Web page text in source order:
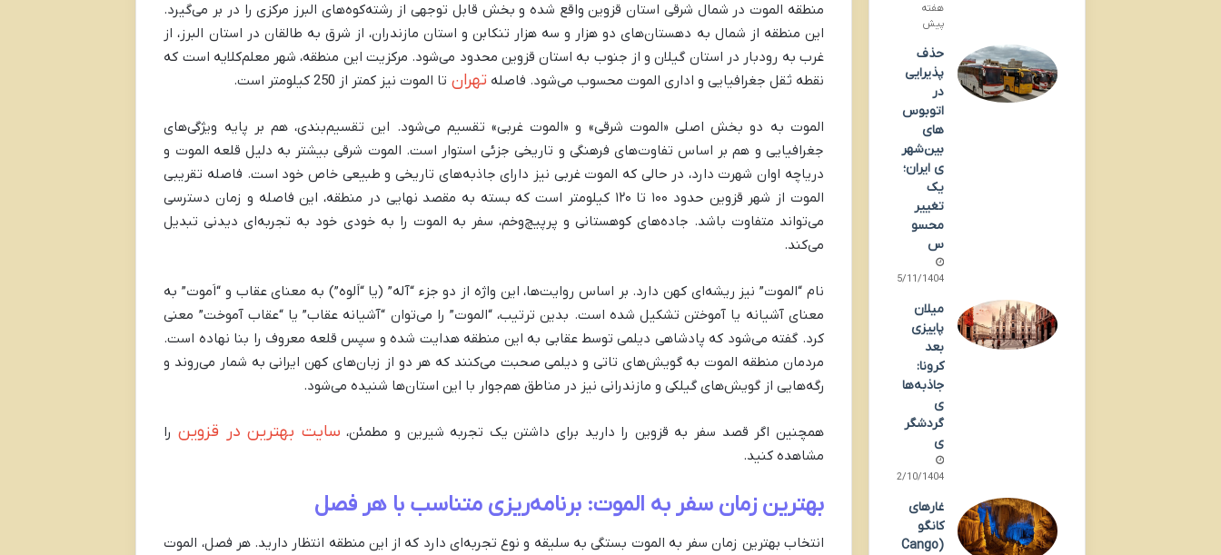
منطقه الموت در شمال شرقی استان قزوین واقع شده و بخش قابل توجهی از رشته‌کوه‌های البرز مرکزی را در بر می‌گیرد.
این منطقه از شمال به دهستان‌های دو هزار و سه هزار تنکابن و استان مازندران، از شرق به طالقان در استان البرز، از
غرب به رودبار در استان گیلان و از جنوب به استان قزوین محدود می‌شود. مرکزیت این منطقه، شهر معلم‌کلایه است که
نقطه ثقل جغرافیایی و اداری الموت محسوب می‌شود. فاصله تهران تا الموت نیز کمتر از 250 کیلومتر است.
الموت به دو بخش اصلی «الموت شرقی» و «الموت غربی» تقسیم می‌شود. این تقسیم‌بندی، هم بر پایه ویژگی‌های
جغرافیایی و هم بر اساس تفاوت‌های فرهنگی و تاریخی جزئی استوار است. الموت شرقی بیشتر به دلیل قلعه الموت و
دریاچه اوان شهرت دارد، در حالی که الموت غربی نیز دارای جاذبه‌های تاریخی و طبیعی خاص خود است. فاصله تقریبی
الموت از شهر قزوین حدود ۱۰۰ تا ۱۲۰ کیلومتر است که بسته به مقصد نهایی در منطقه، این فاصله و زمان دسترسی
می‌تواند متفاوت باشد. جاده‌های کوهستانی و پرپیچ‌وخم، سفر به الموت را به خودی خود به تجربه‌ای دیدنی تبدیل
می‌کند.
نام “الموت” نیز ریشه‌ای کهن دارد. بر اساس روایت‌ها، این واژه از دو جزء “آله” (یا “اَلوه”) به معنای عقاب و “اَموت” به
معنای آشیانه یا آموختن تشکیل شده است. بدین ترتیب، “الموت” را می‌توان “آشیانه عقاب” یا “عقاب آموخت” معنی
کرد. گفته می‌شود که پادشاهی دیلمی توسط عقابی به این منطقه هدایت شده و سپس قلعه معروف را بنا نهاده است.
مردمان منطقه الموت به گویش‌های تاتی و دیلمی صحبت می‌کنند که هر دو از زبان‌های کهن ایرانی به شمار می‌روند و
رگه‌هایی از گویش‌های گیلکی و مازندرانی نیز در مناطق هم‌جوار با این استان‌ها شنیده می‌شود.
همچنین اگر قصد سفر به قزوین را دارید برای داشتن یک تجربه شیرین و مطمئن، سایت بهترین در قزوینرا
مشاهده کنید.
بهترین زمان سفر به الموت: برنامه‌ریزی متناسب با هر فصل
انتخاب بهترین زمان سفر به الموت بستگی به سلیقه و نوع تجربه‌ای دارد که از این منطقه انتظار دارید. هر فصل، الموت
هفته
پیش
حذف
پذیرایی
در
اتوبوس‌
های
بین‌شهر
ی ایران؛
یک
تغییر
محسو
س
25/11/1404
میلان
پاییزی
بعد
کرونا:
جاذبه‌ها
ی
گردشگر
ی
02/10/1404
غارهای
کانگو
(Cango